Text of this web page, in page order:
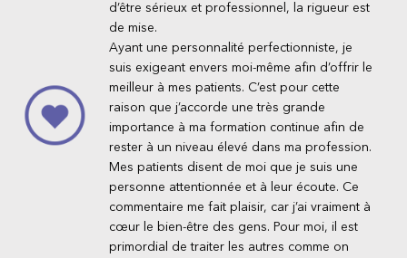
d’être sérieux et professionnel, la rigueur est
de mise.
Ayant une personnalité perfectionniste, je
suis exigeant envers moi-même afin d’offrir le
meilleur à mes patients. C’est pour cette
raison que j’accorde une très grande
importance à ma formation continue afin de
rester à un niveau élevé dans ma profession.
Mes patients disent de moi que je suis une
personne attentionnée et à leur écoute. Ce
commentaire me fait plaisir, car j’ai vraiment à
cœur le bien-être des gens. Pour moi, il est
primordial de traiter les autres comme on